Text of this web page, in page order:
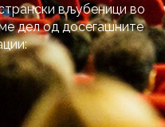
вљубеници во
дел од досегашните